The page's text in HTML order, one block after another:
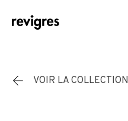
Aller au contenu principal
VOIR LA COLLECTION